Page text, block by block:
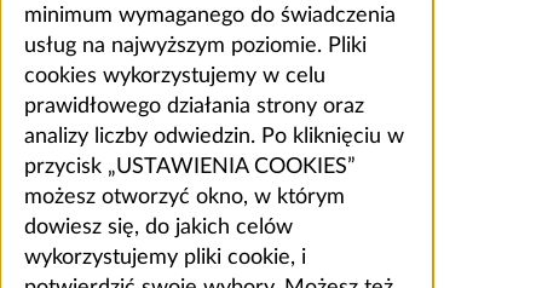
minimum wymaganego do świadczenia
usług na najwyższym poziomie. Pliki
cookies wykorzystujemy w celu
prawidłowego działania strony oraz
analizy liczby odwiedzin. Po kliknięciu w
przycisk „USTAWIENIA COOKIES”
możesz otworzyć okno, w którym
dowiesz się, do jakich celów
wykorzystujemy pliki cookie, i